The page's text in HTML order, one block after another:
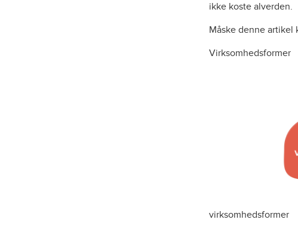
ikke koste alverden.
Måske denne artikel
Virksomhedsformer
virksomhedsformer